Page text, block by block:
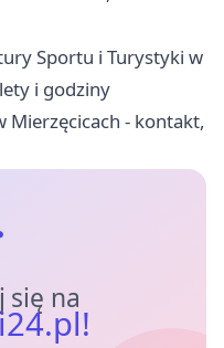
Sportu i Turystyki w
i godziny
Mierzęcicach - kontakt,
się na